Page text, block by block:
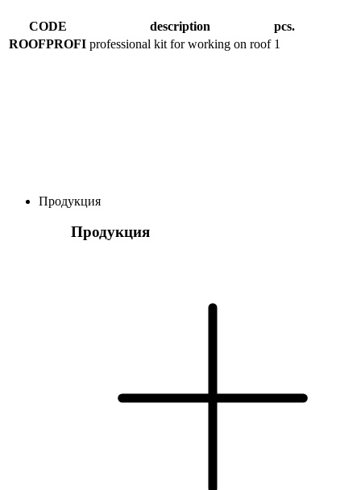
CODE description
pcs.
ROOFPROFI professional kit for working on roof 1
Продукция
Продукция